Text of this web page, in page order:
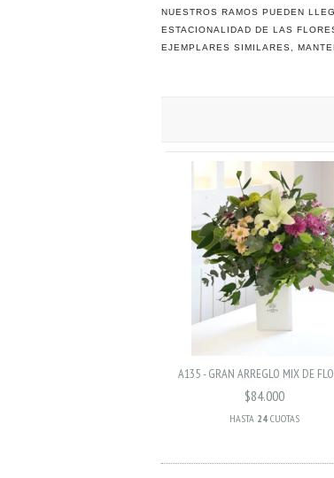
NUESTROS RAMOS PUEDEN
ESTACIONALIDAD DE LAS
EJEMPLARES SIMILARES,
A135 - GRAN ARREGLO MIX DE
$84.000
HASTA 24 CUOTAS